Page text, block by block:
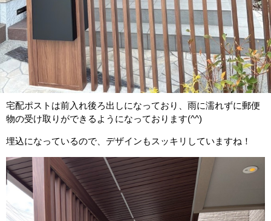
宅配ポストは前入れ後ろ出しになっており、雨に濡れずに郵便
物の受け取りができるようになっております(^^)
埋込になっているので、デザインもスッキリしていますね！